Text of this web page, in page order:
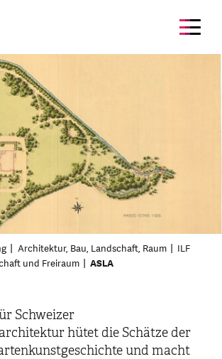
Architektur, Bau, Landschaft, Raum
ILF
und Freiraum
ASLA
Schweizer
hütet die Schätze der
und macht